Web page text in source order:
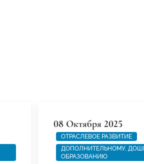
08 Октября 2025
ОТРАСЛЕВОЕ РАЗВИТИЕ
ДОПОЛНИТЕЛЬНОМУ,
ОБРАЗОВАНИЮ